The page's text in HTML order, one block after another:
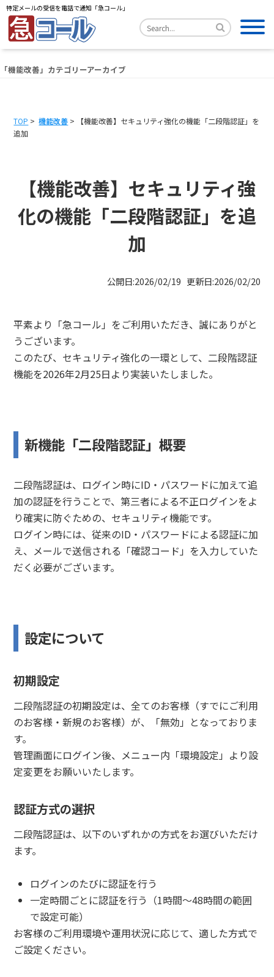
特定メールの受信を電話で通知「急コール」
「機能改善」カテゴリーアーカイブ
TOP >機能改善 > 【機能改善】セキュリティ強化の機能「二段階認証」を
追加
【機能改善】セキュリティ強
化の機能「二段階認証」を追
加
公開日:2026/02/19 更新日:2026/02/20
平素より「急コール」をご利用いただき、誠にありがと
うございます。
このたび、セキュリティ強化の一環として、二段階認証
機能を2026年2月25日より実装いたしました。
新機能「二段階認証」概要
二段階認証は、ログイン時にID・パスワードに加えて追
加の認証を行うことで、第三者による不正ログインをよ
り確実に防ぐための、セキュリティ機能です。
ログイン時には、従来のID・パスワードによる認証に加
え、メールで送信される「確認コード」を入力していた
だく必要がございます。
設定について
初期設定
二段階認証の初期設定は、全てのお客様（すでにご利用
のお客様・新規のお客様）が、「無効」となっておりま
す。
管理画面にログイン後、メニュー内「環境設定」より設
定変更をお願いいたします。
認証方式の選択
二段階認証は、以下のいずれかの方式をお選びいただけ
ます。
ログインのたびに認証を行う
一定時間ごとに認証を行う（1時間～48時間の範囲
で設定可能）
お客様のご利用環境や運用状況に応じて、適した方式で
ご設定ください。